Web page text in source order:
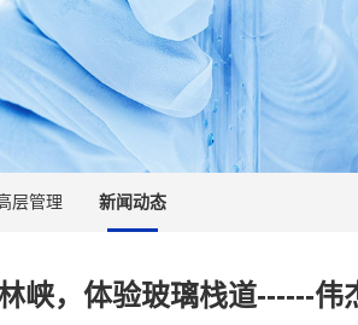
层管理 新闻动态
峡，体验玻璃栈道------伟